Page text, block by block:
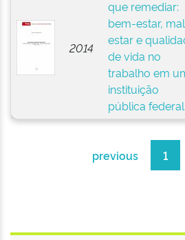
2014
que remediar:
bem-estar,
estar e
de vida no
trabalho em
instituição
pública federal
previous 1